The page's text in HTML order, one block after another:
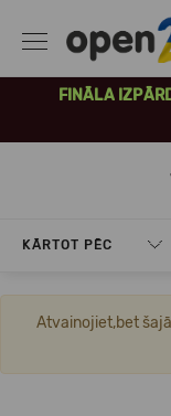
FINĀLA
KĀRTOT PĒC
Atvainojiet,bet